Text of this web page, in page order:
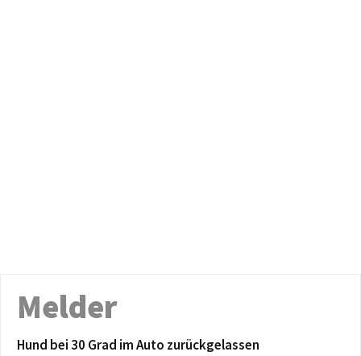
Melder
Hund bei 30 Grad im Auto zurückgelassen